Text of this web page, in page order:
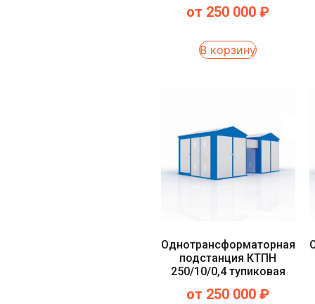
от 250 000₽
В корзину
Однотрансформаторная
подстанция КТПН
250/10/0,4 тупиковая
от 250 000₽